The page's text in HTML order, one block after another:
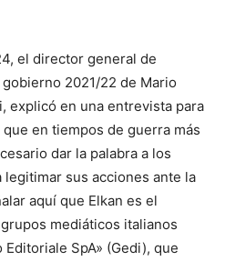
el director general de
2021/22 de Mario
explicó en una entrevista para
que en tiempos de guerra más
dar la palabra a los
sus acciones ante la
aquí que Elkan es el
mediáticos italianos
SpA» (Gedi), que